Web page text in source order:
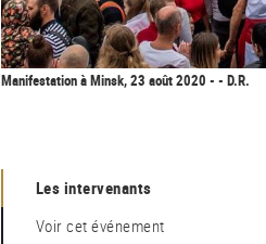
Manifestation à Minsk, 23 août 2020 - - D.R.
les intervenants
Voir cet événement